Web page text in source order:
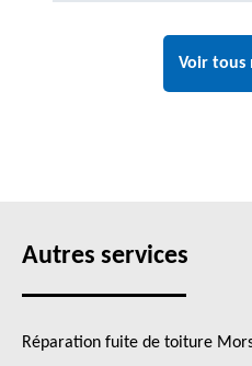
Voir tous
Autres services
Réparation fuite de toiture